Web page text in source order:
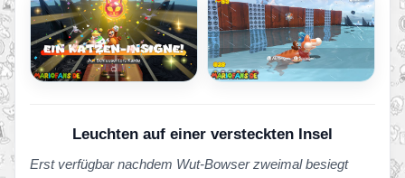
Leuchten auf einer versteckten Insel
Erst verfügbar nachdem Wut-Bowser zweimal besiegt